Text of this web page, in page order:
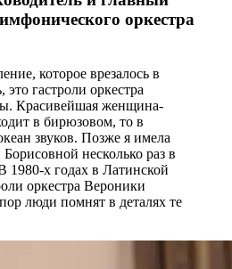
оркестра
которое врезалось в
гастроли оркестра
Красивейшая женщина-
в бирюзовом, то в
звуков. Позже я имела
несколько раз в
1980-х годах в Латинской
оркестра Вероники
люди помнят в деталях те